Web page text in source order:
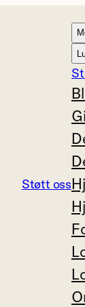
Støtt oss